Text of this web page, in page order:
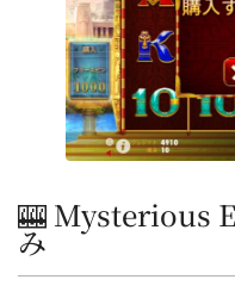
🎰 Mysterious
み